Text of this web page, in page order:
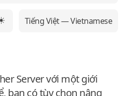
Tiếng Việt — Vietnamese
Server với một giới
bạn có tùy chọn nâng